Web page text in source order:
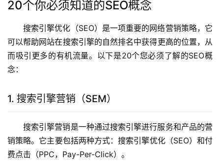
20个你必须知道的SEO概念
搜索引擎优化（SEO）是一项重要的网络营销策略，它
可以帮助网站在搜索引擎的自然排名中获得更高的位置，从
而吸引更多的有机流量。以下是20个您必须了解的SEO概
念：
1. 搜索引擎营销（SEM）
搜索引擎营销是一种通过搜索引擎进行服务和产品的营
销策略。它主要包括两种方式：搜索引擎优化（SEO）和付
费点击（PPC，Pay-Per-Click）。